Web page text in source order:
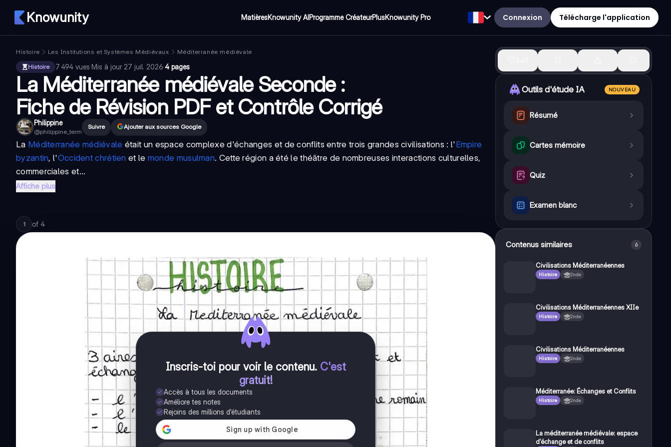
Knowunity MatièresKnowunity AIProgramme CréateurPlusKnowunity Pro Connexion Télécharge l'application
Histoire Les Institutions et Systèmes Médiévaux
Méditerranée médiévale
Histoire
7 494 vues·Mis à jour 27 juil. 2026·4 pages
La Méditerranée médiévale Seconde :
Fiche de Révision PDF et Contrôle Corrigé
Philippine
@philippine_term
Suivre Ajouter aux sources Google
La Méditerranée médiévale était un espace complexe d'échanges et de conflits entre trois grandes civilisations : l'Empire
byzantin, l'Occident chrétien et le monde musulman. Cette région a été le théâtre de nombreuses interactions culturelles,
commerciales et...
Affiche plus
1 of 4
Inscris-toi pour voir le contenu. C'est
gratuit!
Accès à tous les documents
Améliore tes notes
Rejoins des millions d'étudiants
Outils d'étude IA NOUVEAU
Résumé
Cartes mémoire
Quiz
Examen blanc
Contenus similaires 6
Civilisations Méditerranéennes
Histoire 2nde
Civilisations Méditerranéennes XIIe
Histoire 2nde
Civilisations Méditerranéennes
Histoire 2nde
Méditerranée: Échanges et Conflits
Histoire 2nde
La méditerranée médiévale: espace
d'échange et de conflits